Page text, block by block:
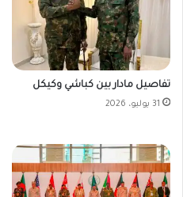
تفاصيل مادار بين كباشي وكيكل
31 يوليو، 2026